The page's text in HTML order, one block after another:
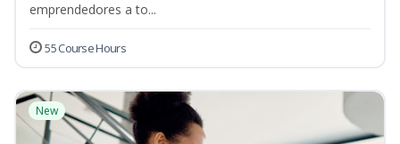
emprendedores a to...
55 Course Hours
New